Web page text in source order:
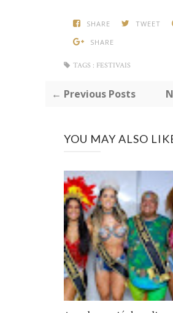
SHARE TWEET
SHARE
TAGS : FESTIVAIS
← Previous Posts
YOU MAY ALSO